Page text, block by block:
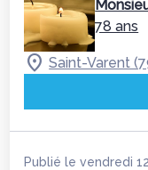
78 ans
Saint-Varent
Publié le vendredi